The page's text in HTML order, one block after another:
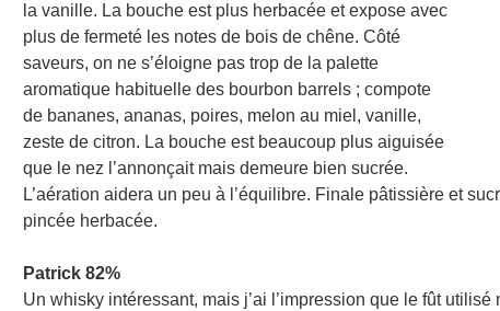
la vanille. La bouche est plus herbacée et expose avec
plus de fermeté les notes de bois de chêne. Côté
saveurs, on ne s’éloigne pas trop de la palette
aromatique habituelle des bourbon barrels ; compote
de bananes, ananas, poires, melon au miel, vanille,
zeste de citron. La bouche est beaucoup plus aiguisée
que le nez l’annonçait mais demeure bien sucrée.
L’aération aidera un peu à l’équilibre. Finale pâtissière et
pincée herbacée.
Patrick 82%
Un whisky intéressant, mais j’ai l’impression que le fût